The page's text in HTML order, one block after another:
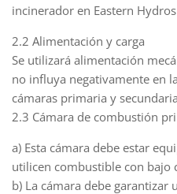
incinerador en Eastern
2.2 Alimentación y carga
Se utilizará alimentación
no influya negativamente en
cámaras primaria y
2.3 Cámara de combustión
a) Esta cámara debe estar
utilicen combustible con bajo
b) La cámara debe garantizar